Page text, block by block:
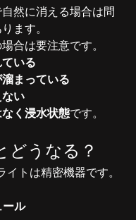
然に消える場合は問
ます。
合は要注意です。
いる
まっている
い
く浸水状態です。
どうなる？
イトは精密機器です。
ール